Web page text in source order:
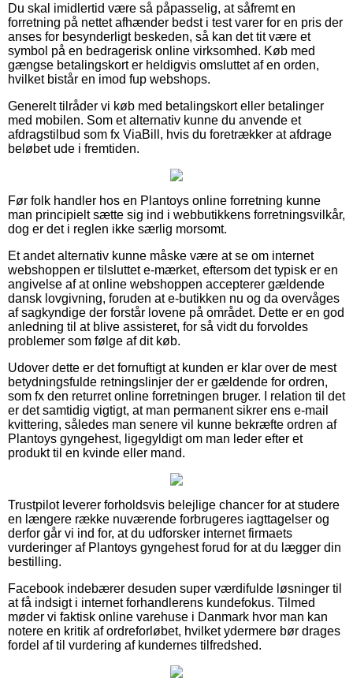
Du skal imidlertid være så påpasselig, at såfremt en
forretning på nettet afhænder bedst i test varer for en pris der
anses for besynderligt beskeden, så kan det tit være et
symbol på en bedragerisk online virksomhed. Køb med
gængse betalingskort er heldigvis omsluttet af en orden,
hvilket bistår en imod fup webshops.
Generelt tilråder vi køb med betalingskort eller betalinger
med mobilen. Som et alternativ kunne du anvende et
afdragstilbud som fx ViaBill, hvis du foretrækker at afdrage
beløbet ude i fremtiden.
Før folk handler hos en Plantoys online forretning kunne
man principielt sætte sig ind i webbutikkens forretningsvilkår,
dog er det i reglen ikke særlig morsomt.
Et andet alternativ kunne måske være at se om internet
webshoppen er tilsluttet e-mærket, eftersom det typisk er en
angivelse af at online webshoppen accepterer gældende
dansk lovgivning, foruden at e-butikken nu og da overvåges
af sagkyndige der forstår lovene på området. Dette er en god
anledning til at blive assisteret, for så vidt du forvoldes
problemer som følge af dit køb.
Udover dette er det fornuftigt at kunden er klar over de mest
betydningsfulde retningslinjer der er gældende for ordren,
som fx den returret online forretningen bruger. I relation til det
er det samtidig vigtigt, at man permanent sikrer ens e-mail
kvittering, således man senere vil kunne bekræfte ordren af
Plantoys gyngehest, ligegyldigt om man leder efter et
produkt til en kvinde eller mand.
Trustpilot leverer forholdsvis belejlige chancer for at studere
en længere række nuværende forbrugeres iagttagelser og
derfor går vi ind for, at du udforsker internet firmaets
vurderinger af Plantoys gyngehest forud for at du lægger din
bestilling.
Facebook indebærer desuden super værdifulde løsninger til
at få indsigt i internet forhandlerens kundefokus. Tilmed
møder vi faktisk online varehuse i Danmark hvor man kan
notere en kritik af ordreforløbet, hvilket ydermere bør drages
fordel af til vurdering af kundernes tilfredshed.